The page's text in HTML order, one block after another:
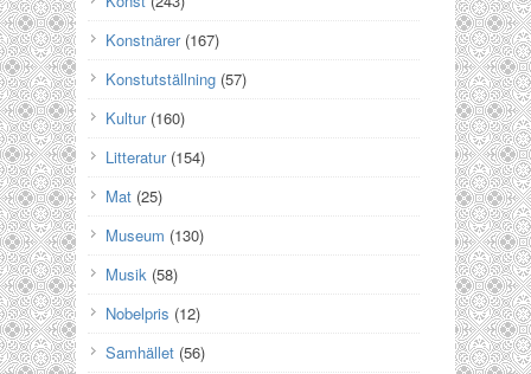
Konstnärer(167)
Konstutställning (57)
Kultur(160)
Litteratur(154)
Mat (25)
Museum (130)
Musik (58)
Nobelpris (12)
Samhället (56)